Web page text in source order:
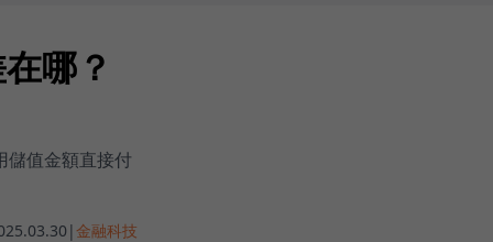
哪？
儲值金額直接付
|金融科技